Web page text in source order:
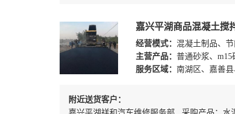
嘉兴平湖商品混凝土搅
经营模式： 混凝土制品、
主营产品： 普通砂浆、m15
服务区域： 南湖区、嘉善
附近送货客户：